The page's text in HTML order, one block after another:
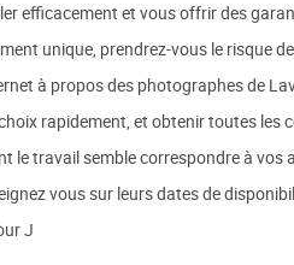
efficacement et vous offrir des
unique, prendrez-vous le risque
à propos des photographes de
rapidement, et obtenir toutes les
le travail semble correspondre à vos
vous sur leurs dates de
J